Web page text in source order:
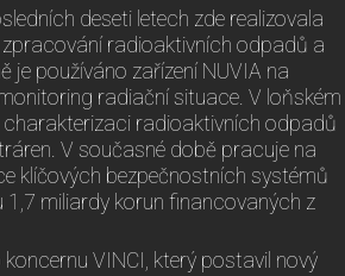
deseti letech zde realizovala
zpracování radioaktivních odpadů a
je používáno zařízení NUVIA na
radiační situace. V loňském
radioaktivních odpadů
V současné době pracuje na
klíčových bezpečnostních systémů
1,7 miliardy korun financovaných z
VINCI, který postavil nový